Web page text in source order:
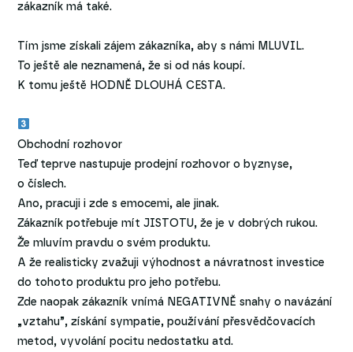
zákazník má také.
Tím jsme získali zájem zákazníka, aby s námi MLUVIL.
To ještě ale neznamená, že si od nás koupí.
K tomu ještě HODNĚ DLOUHÁ CESTA.
Obchodní rozhovor
Teď teprve nastupuje prodejní rozhovor o byznyse,
o číslech.
Ano, pracuji i zde s emocemi, ale jinak.
Zákazník potřebuje mít JISTOTU, že je v dobrých rukou.
Že mluvím pravdu o svém produktu.
A že realisticky zvažuji výhodnost a návratnost investice
do tohoto produktu pro jeho potřebu.
Zde naopak zákazník vnímá NEGATIVNĚ snahy o navázání
„vztahu”, získání sympatie, používání přesvědčovacích
metod, vyvolání pocitu nedostatku atd.